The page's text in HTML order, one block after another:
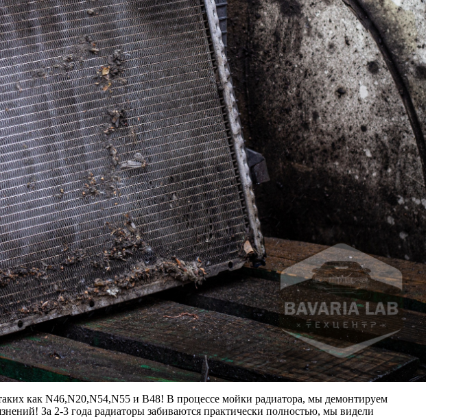
как N46,N20,N54,N55 и B48! В процессе мойки радиатора, мы демонтируем
За 2-3 года радиаторы забиваются практически полностью, мы видели